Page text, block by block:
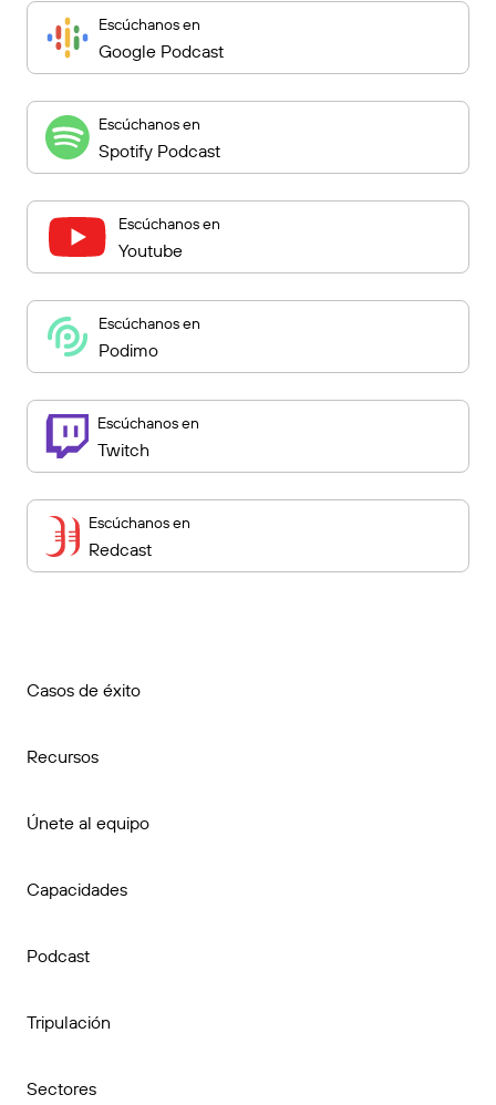
Escúchanos en
Google Podcast
Escúchanos en
Spotify Podcast
Escúchanos en
Youtube
Escúchanos en
Podimo
Escúchanos en
Twitch
Escúchanos en
Redcast
Casos de éxito
Recursos
Únete al equipo
Capacidades
Podcast
Tripulación
Sectores